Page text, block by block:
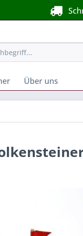
Über uns